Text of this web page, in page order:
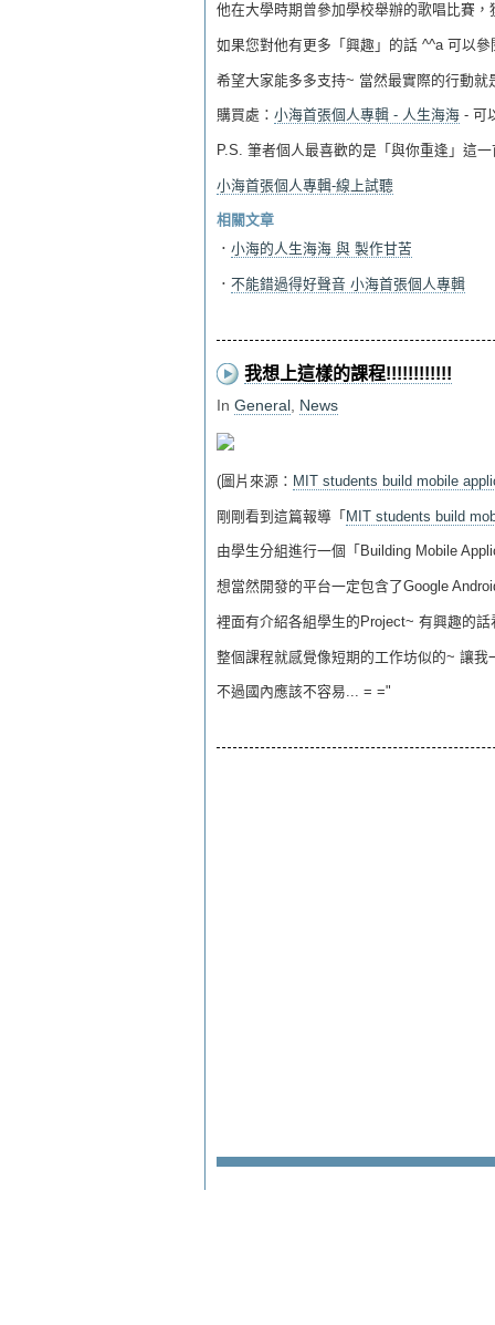
他在大學時期曾參加學校舉辦的歌唱比賽
如果您對他有更多「興趣」的話 ^^a 可以
希望大家能多多支持~ 當然最實際的行動就
購買處： 小海首張個人專輯 - 人生海海 - 可
P.S. 筆者個人最喜歡的是「與你重逢」這
小海首張個人專輯-線上試聽
相關文章
． 小海的人生海海 與 製作甘苦
． 不能錯過得好聲音 小海首張個人專輯
我想上這樣的課程!!!!!!!!!!!!
In General News
(圖片來源： MIT students build mobile
剛剛看到這篇報導「MIT students build
由學生分組進行一個「Building Mobile
想當然開發的平台一定包含了Google
裡面有介紹各組學生的Project~ 有興趣的
整個課程就感覺像短期的工作坊似的~ 讓我
不過國內應該不容易... = ="